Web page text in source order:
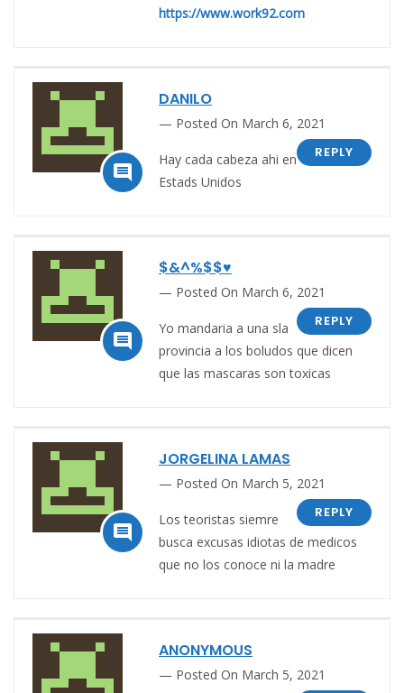
https://www.work92.com

DANILO
Posted On March 6, 2021
REPLY
Hay cada cabeza ahi en
Estads Unidos

$&^%$$♥
Posted On March 6, 2021
REPLY
Yo mandaria a una sla
provincia a los boludos que dicen
que las mascaras son toxicas

JORGELINA LAMAS
Posted On March 5, 2021
REPLY
Los teoristas siemre
busca excusas idiotas de medicos
que no los conoce ni la madre
ANONYMOUS
Posted On March 5, 2021